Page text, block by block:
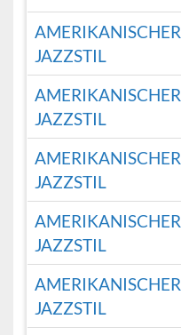
AMERIKANISCHER
JAZZSTIL
AMERIKANISCHER
JAZZSTIL
AMERIKANISCHER
JAZZSTIL
AMERIKANISCHER
JAZZSTIL
AMERIKANISCHER
JAZZSTIL